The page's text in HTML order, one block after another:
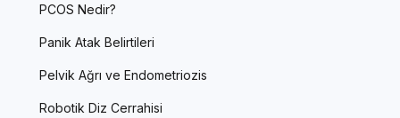
PCOS Nedir?
Panik Atak Belirtileri
Pelvik Ağrı ve Endometriozis
Robotik Diz Cerrahisi